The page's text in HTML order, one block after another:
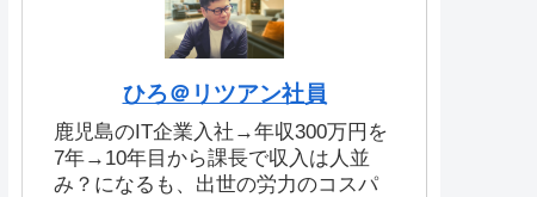
ひろ＠リツアン社員
鹿児島のIT企業入社→年収300万円を
7年→10年目から課長で収入は人並
み？になるも、出世の労力のコスパ